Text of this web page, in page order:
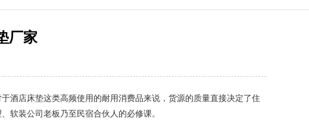
厂家
店床垫这类高频使用的耐用消费品来说，货源的质量直接决定了住
软装公司老板乃至民宿合伙人的必修课。